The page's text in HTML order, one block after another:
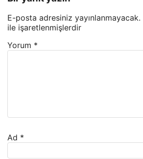
E-posta adresiniz yayınlanmayacak.
ile işaretlenmişlerdir
Yorum *
Ad *